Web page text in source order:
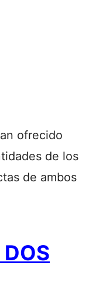
ofrecido
de los
de ambos